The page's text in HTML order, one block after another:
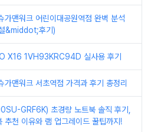
가맨워크 어린이대공원역점 완벽 분석
&middot;후기)
X16 1VH93KRC94D 실사용 후기
가맨워크 서초역점 가격과 후기 총정리
GRF6K) 초경량 노트북 솔직 후기,
추천 이유와 램 업그레이드 꿀팁까지!